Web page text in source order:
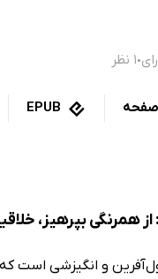
● ۱ نظر
EPUB
همرنگی بپرهیز،
و انگیزشی است